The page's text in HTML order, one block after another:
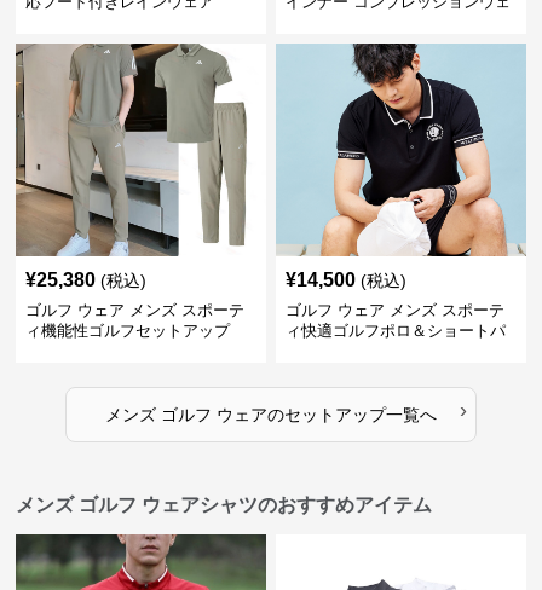
¥25,380 (税込)
ゴルフ ウェア メンズ スポーテ
ィ機能性ゴルフセットアップ
¥14,500 (税込)
ゴルフ ウェア メンズ スポーテ
ィ快適ゴルフポロ＆ショートパ
メンズ ゴルフ ウェアのセットアップ一覧へ ›
メンズ ゴルフ ウェアシャツのおすすめアイテム